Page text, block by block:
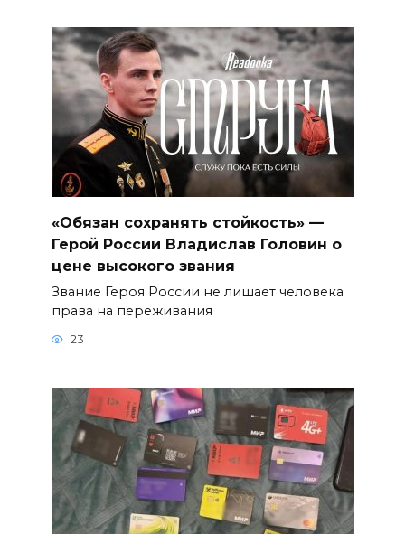
«Обязан сохранять стойкость» —
Герой России Владислав Головин о
цене высокого звания
Звание Героя России не лишает человека
права на переживания
23